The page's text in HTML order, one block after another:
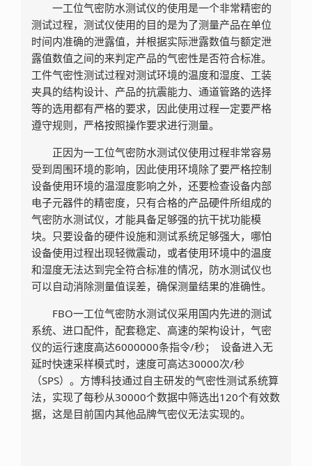
一工位气密防水测试仪的使用是一个非常精密的
测试过程，测试仪使用的目的是为了测量产品在单位
时间内准确的泄露值，并根据实际泄露数值与额定泄
露值数值之间的来判定产品的气密性是否符合标准。
工件气密性测试过程对测试环境的温度和湿度、工装
夹具的结构设计、产品的抗震能力、通道管路的选择
等的选用都有严格的要求，因此使用过程一定要严格
遵守规则，严格按照操作要求进行测量。
正因为一工位气密防水测试仪使用过程非常容易
受到周围环境的影响，因此使用环境除了要严格控制
设备使用环境的温湿度影响之外，还要检查设备内部
电子元器件的精密度，只有合格的产品硬件所组成的
气密防水测试仪，才能具备足够强的抗干扰功能模
块。只要设备的硬件设施和测试系统足够强大，哪怕
设备使用过程出现轻微震动，或者使用环境中的温度
和湿度无法达到完全符合标准的情况，防水测试仪也
可以自动消除测量值误差，确保测量结果的准确性。
FBO一工位气密防水测试仪采用国内先进的测试
系统、进口配件，配套稳定、高速的架构设计，气密
仪的运行速度高达6000000条指令/秒； 设备进入无
延时快速采样模式时，速度可高达30000次/秒
（SPS）。方博科技通过自主研发的气密性测试系统算
法，实现了每秒从30000个数据中筛选出120个有效数
据，这是目前国内其他品牌气密仪无法实现的。